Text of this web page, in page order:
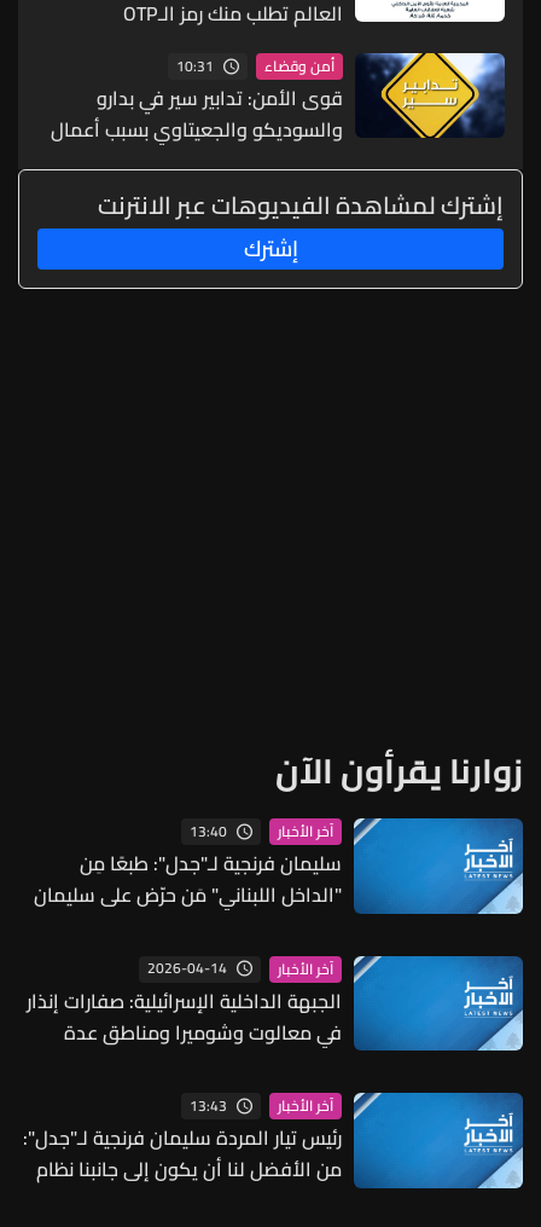
العالم تطلب منك رمز الـOTP
أمن وقضاء 10:31
قوى الأمن: تدابير سير في بدارو
والسوديكو والجعيتاوي بسبب أعمال
برش وتخطيط وتعبيد
إشترك لمشاهدة الفيديوهات عبر الانترنت
إشترك
زوارنا يقرأون الآن
آخر الأخبار 13:40
سليمان فرنجية لـ"جدل": طبعًا مِن
"الداخل اللبناني" مَن حرّض على سليمان
الخارج لم نستخدمها ولو لمرّة للتحريض
على أي شخص
آخر الأخبار 2026-04-14
الجبهة الداخلية الإسرائيلية: صفارات إنذار
في معالوت وشوميرا ومناطق عدة
آخر الأخبار 13:43
رئيس تيار المردة سليمان فرنجية لـ"جدل":
من الأفضل لنا أن يكون إلى جانبنا نظام